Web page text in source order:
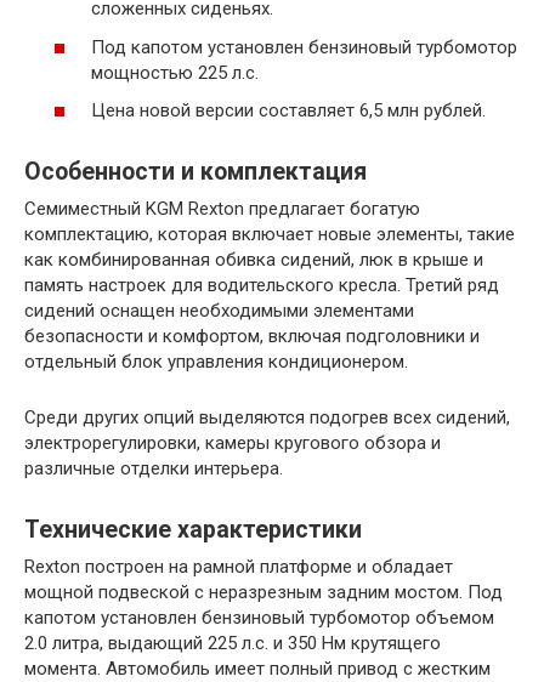
сложенных сиденьях.
Под капотом установлен бензиновый турбомотор
мощностью 225 л.с.
Цена новой версии составляет 6,5 млн рублей.
Особенности и комплектация
Семиместный KGM Rexton предлагает богатую
комплектацию, которая включает новые элементы, такие
как комбинированная обивка сидений, люк в крыше и
память настроек для водительского кресла. Третий ряд
сидений оснащен необходимыми элементами
безопасности и комфортом, включая подголовники и
отдельный блок управления кондиционером.
Среди других опций выделяются подогрев всех сидений,
электрорегулировки, камеры кругового обзора и
различные отделки интерьера.
Технические характеристики
Rexton построен на рамной платформе и обладает
мощной подвеской с неразрезным задним мостом. Под
капотом установлен бензиновый турбомотор объемом
2.0 литра, выдающий 225 л.с. и 350 Нм крутящего
момента. Автомобиль имеет полный привод с жестким